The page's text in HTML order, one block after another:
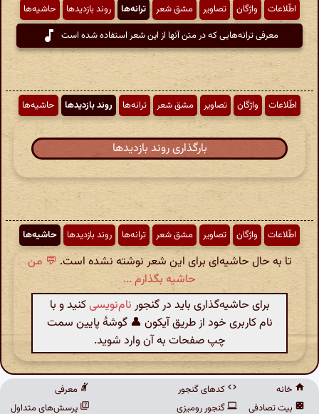
اطّلاعات واژگان تصاویر مشق شعر ترانه‌ها روند بازدیدها
حاشیه‌ها
معرفی ترانه‌هایی که در متن آنها از این شعر استفاده شده است
اطّلاعات واژگان تصاویر مشق شعر ترانه‌ها روند بازدیدها حاشیه‌ها
بارگذاری روند بازدیدها
اطّلاعات واژگان تصاویر مشق شعر ترانه‌ها روند بازدیدها حاشیه‌ها
تا به حال حاشیه‌ای برای این شعر نوشته نشده است. 💬 من
حاشیه بگذارم ...
برای حاشیه‌گذاری باید در گنجور نام‌نویسیکنید و با
نام کاربری خود از طریق آیکون 👤 گوشهٔ پایین سمت
چپ صفحات به آن وارد شوید.
خانه
بیت تصادفی
کدهای گنجور
گنجور رومیزی
معرفی
پرسش‌های متداول